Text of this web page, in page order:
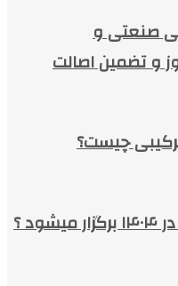
صنعتی و
و تضمین اصالت
چیست؟
؟